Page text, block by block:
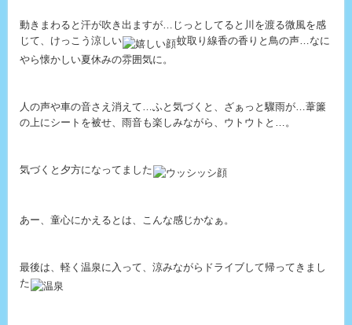
動きまわると汗が吹き出ますが…じっとしてると川を渡る微風を感
じて、けっこう涼しい
蚊取り線香の香りと鳥の声…なに
やら懐かしい夏休みの雰囲気に。
人の声や車の音さえ消えて…ふと気づくと、ざぁっと驟雨が…葦簾
の上にシートを被せ、雨音も楽しみながら、ウトウトと…。
気づくと夕方になってました
あー、童心にかえるとは、こんな感じかなぁ。
最後は、軽く温泉に入って、涼みながらドライブして帰ってきまし
た